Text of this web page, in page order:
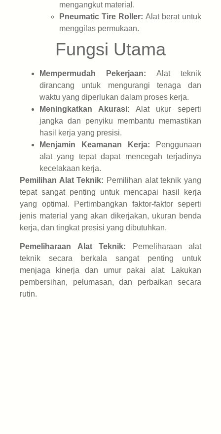
mengangkut material.
Pneumatic Tire Roller: Alat berat untuk
menggilas permukaan.
Fungsi Utama
Mempermudah Pekerjaan: Alat teknik
dirancang untuk mengurangi tenaga dan
waktu yang diperlukan dalam proses kerja.
Meningkatkan Akurasi: Alat ukur seperti
jangka dan penyiku membantu memastikan
hasil kerja yang presisi.
Menjamin Keamanan Kerja: Penggunaan
alat yang tepat dapat mencegah terjadinya
kecelakaan kerja.
Pemilihan Alat Teknik: Pemilihan alat teknik yang
tepat sangat penting untuk mencapai hasil kerja
yang optimal. Pertimbangkan faktor-faktor seperti
jenis material yang akan dikerjakan, ukuran benda
kerja, dan tingkat presisi yang dibutuhkan.
Pemeliharaan Alat Teknik: Pemeliharaan alat
teknik secara berkala sangat penting untuk
menjaga kinerja dan umur pakai alat. Lakukan
pembersihan, pelumasan, dan perbaikan secara
rutin.